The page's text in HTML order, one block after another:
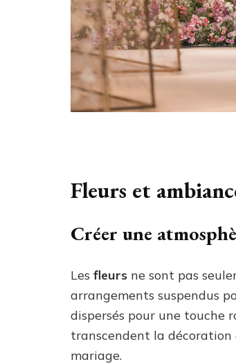
Fleurs et
Créer une
Les fleurs ne sont pas
arrangements suspendus
dispersés pour une touche
transcendent la
mariage.